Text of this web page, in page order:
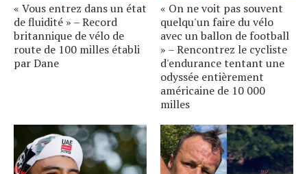
« Vous entrez dans un état
de fluidité » – Record
britannique de vélo de
route de 100 milles établi
par Dane
« On ne voit pas souvent
quelqu'un faire du vélo
avec un ballon de football
» – Rencontrez le cycliste
d'endurance tentant une
odyssée entièrement
américaine de 10 000
milles